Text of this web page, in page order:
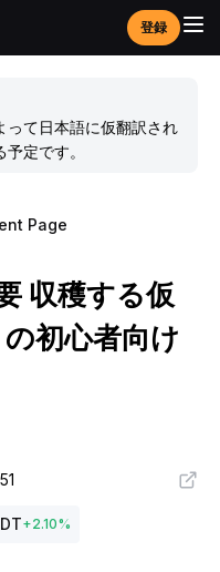
登録
って日本語に仮翻訳され
定です。
Page
収穫する仮
初心者向け
+2.10%